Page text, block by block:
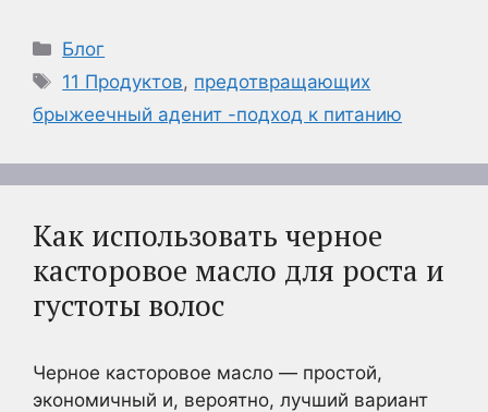
Рубрики
Блог
Метки
11 Продуктов, предотвращающих
брыжеечный аденит -подход к питанию
Как использовать черное
касторовое масло для роста и
густоты волос
Черное касторовое масло — простой,
экономичный и, вероятно, лучший вариант